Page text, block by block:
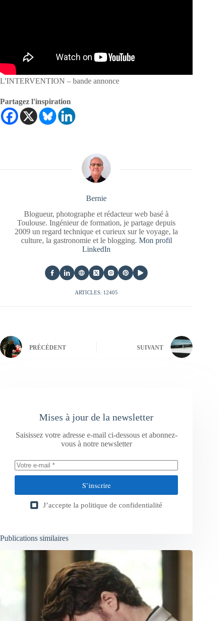
L'INTERVENTION – bande annonce
Partagez l'inspiration
Bernie
Blogueur, photographe et rédacteur web basé à
Toulouse. Ingénieur de formation, je partage depuis
2009 un regard technique et curieux sur le voyage, la
culture, la gastronomie et le blogging. Mon profil
LinkedIn
ARTICLES: 12405
PRÉCÉDENT SUIVANT
Mises à jour de la newsletter
Saisissez votre adresse e-mail ci-dessous et abonnez-
vous à notre newsletter
S’inscrire
J’accepte la politique de confidentialité
Publications similaires